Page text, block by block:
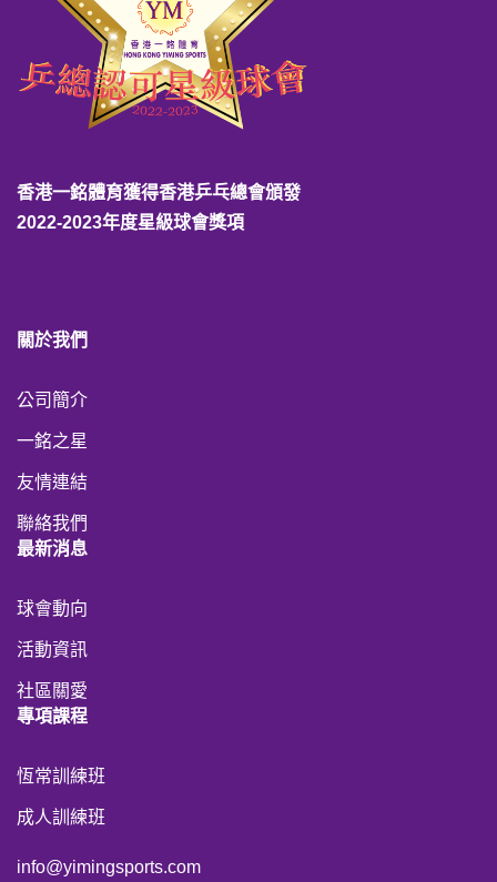
香港一銘體育獲得香港乒乓總會頒發
2022-2023年度星級球會獎項
關於我們
公司簡介
一銘之星
友情連結
聯絡我們
最新消息
球會動向
活動資訊
社區關愛
專項課程
恆常訓練班
成人訓練班
info@yimingsports.com